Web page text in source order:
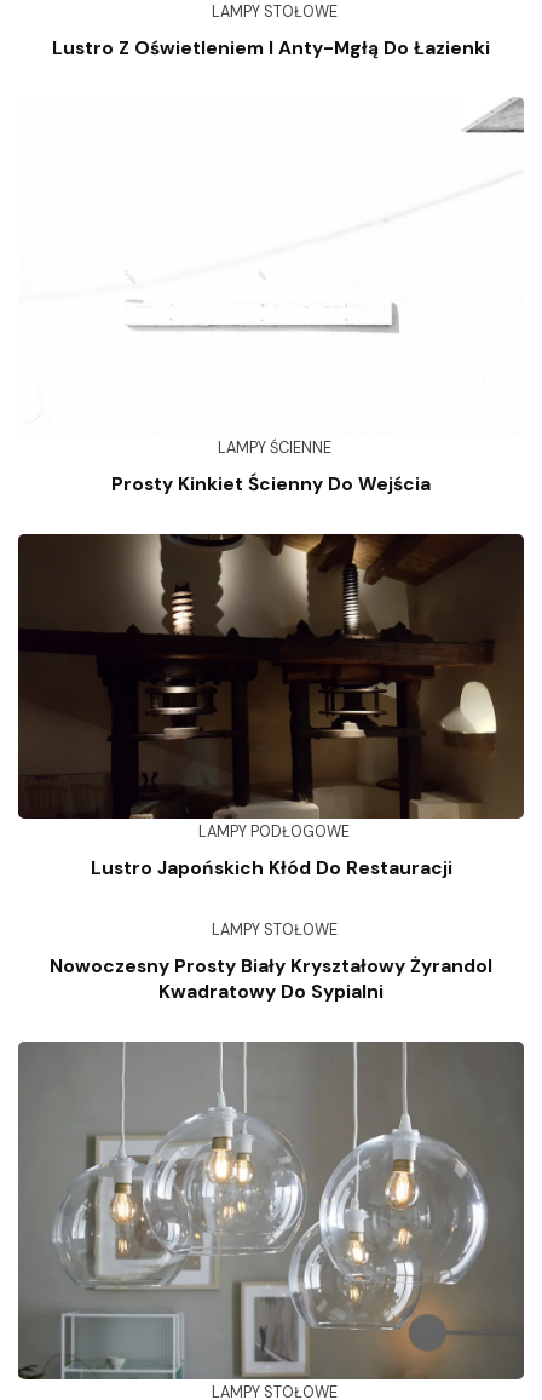
LAMPY STOŁOWE
Lustro Z Oświetleniem I Anty-Mgłą Do Łazienki
LAMPY ŚCIENNE
Prosty Kinkiet Ścienny Do Wejścia
LAMPY PODŁOGOWE
Lustro Japońskich Kłód Do Restauracji
LAMPY STOŁOWE
Nowoczesny Prosty Biały Kryształowy Żyrandol
Kwadratowy Do Sypialni
LAMPY STOŁOWE